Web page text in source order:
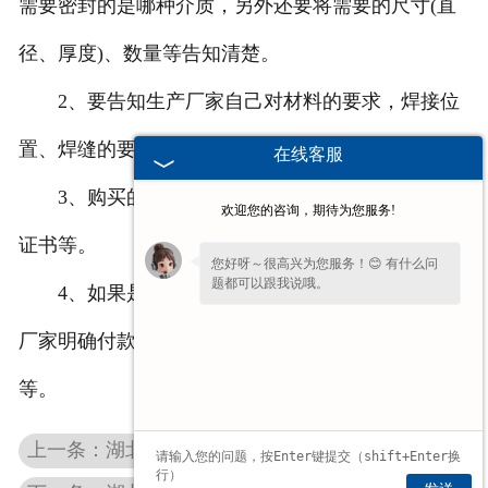
需要密封的是哪种介质，另外还要将需要的尺寸(直
径、厚度)、数量等告知清楚。
2、要告知生产厂家自己对材料的要求，焊接位
置、焊缝的要求等。
3、购买的时候要查看其相关的生产资料、合格
证书等。
4、如果是通过互联网进行的购买，消费者要和
厂家明确付款方式、交货地点、邮寄方式、售后服务
等。
上一条：湖北半球型封头
在线客服
欢迎您的咨询，期待为您服务!
您好呀～很高兴为您服务！😊 有什么问
题都可以跟我说哦。